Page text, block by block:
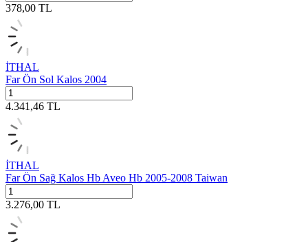
378,00 TL
İTHAL
Far Ön Sol Kalos 2004
4.341,46 TL
İTHAL
Far Ön Sağ Kalos Hb Aveo Hb 2005-2008 Taiwan
3.276,00 TL